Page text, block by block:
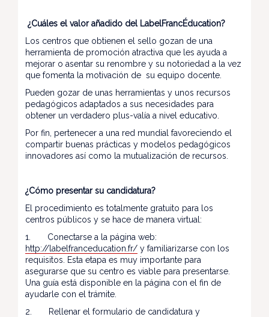
¿Cuáles el valor añadido del LabelFrancÉducation?
Los centros que obtienen el sello gozan de una
herramienta de promoción atractiva que les ayuda a
mejorar o asentar su renombre y su notoriedad a la vez
que fomenta la motivación de su equipo docente.
Pueden gozar de unas herramientas y unos recursos
pedagógicos adaptados a sus necesidades para
obtener un verdadero plus-valía a nivel educativo.
Por fin, pertenecer a una red mundial favoreciendo el
compartir buenas prácticas y modelos pedagógicos
innovadores así como la mutualización de recursos.
¿Cómo presentar su candidatura?
El procedimiento es totalmente gratuito para los
centros públicos y se hace de manera virtual:
1. Conectarse a la página web:
http://labelfranceducation.fr/ y familiarizarse con los
requisitos. Esta etapa es muy importante para
asegurarse que su centro es viable para presentarse.
Una guía está disponible en la página con el fin de
ayudarle con el trámite.
2. Rellenar el formulario de candidatura y